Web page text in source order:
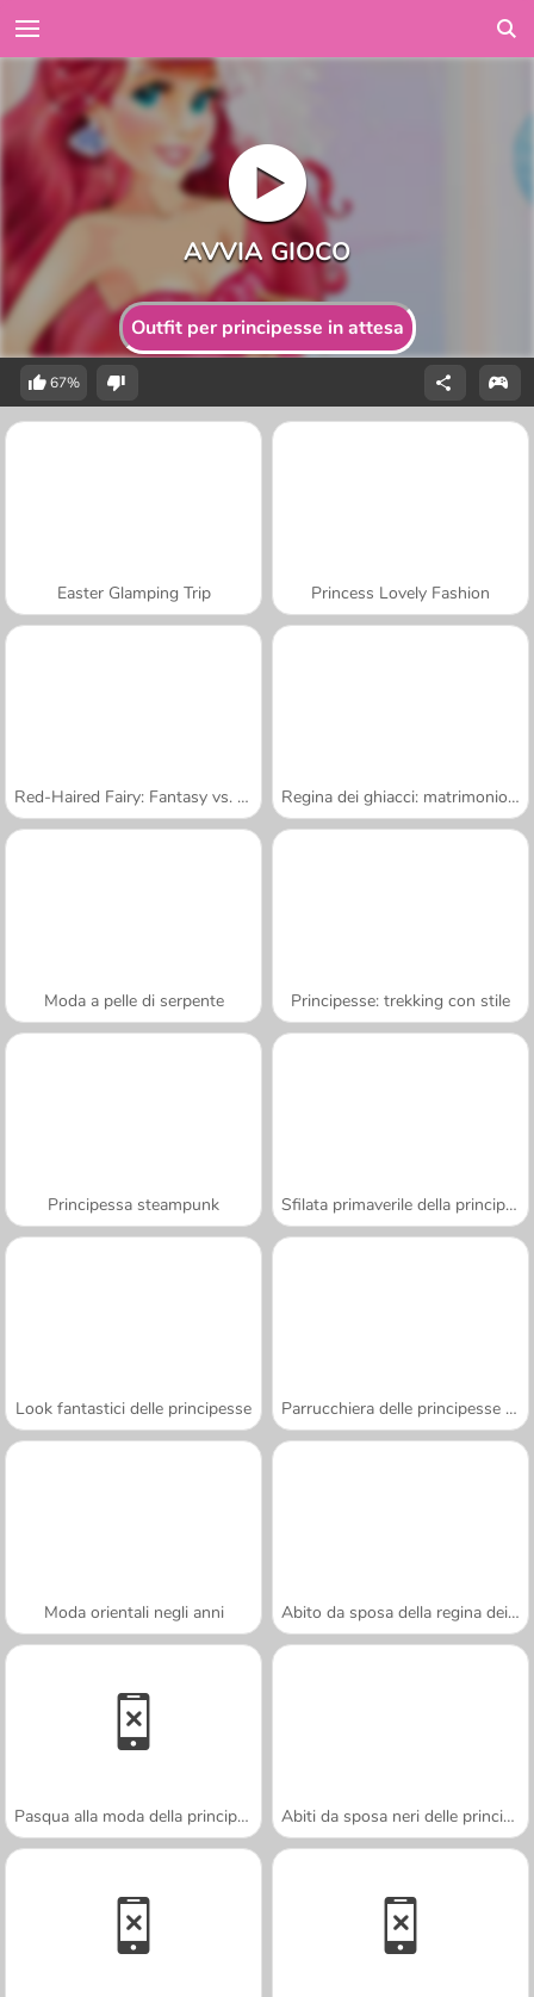
Outfit per principesse in attesa
67%
Easter Glamping Trip Princess Lovely Fashion
Red-Haired Fairy: Fantasy vs. Reality Regina dei ghiacci: matrimonio rovinato
Moda a pelle di serpente Principesse: trekking con stile
Principessa steampunk Sfilata primaverile della principessa
Look fantastici delle principesse Parrucchiera delle principesse spose
Moda orientali negli anni Abito da sposa della regina dei draghi
Pasqua alla moda della principessa Abiti da sposa neri delle principesse